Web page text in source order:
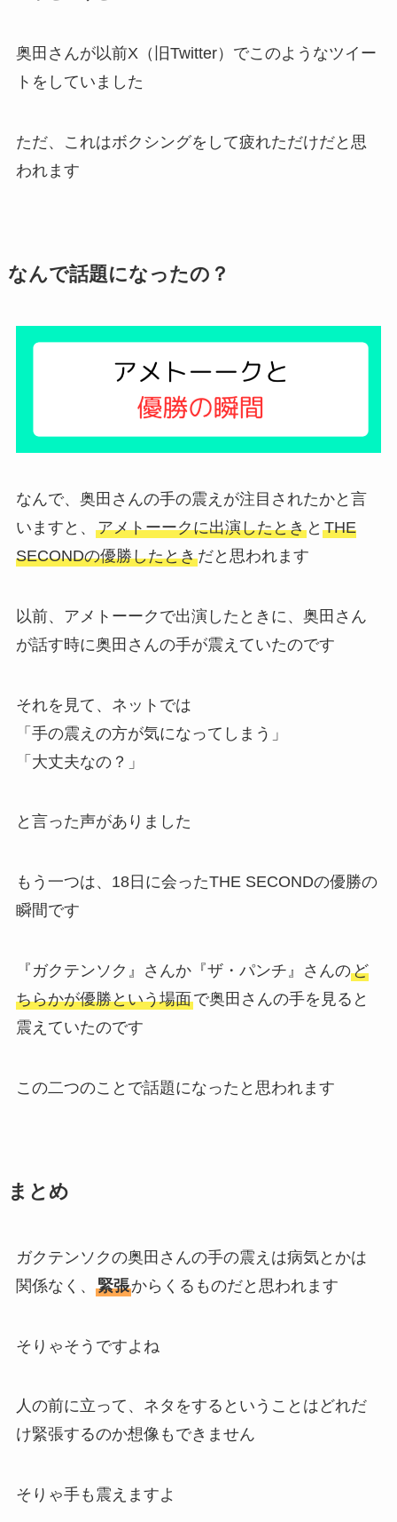
奥田さんが以前X（旧Twitter）でこのようなツイー
トをしていました
ただ、これはボクシングをして疲れただけだと思
われます
なんで話題になったの？
なんで、奥田さんの手の震えが注目されたかと言
いますと、 アメトーークに出演したときと THE
SECONDの優勝したときだと思われます
以前、アメトーークで出演したときに、奥田さん
が話す時に奥田さんの手が震えていたのです
それを見て、ネットでは
「手の震えの方が気になってしまう」
「大丈夫なの？」
と言った声がありました
もう一つは、18日に会ったTHE SECONDの優勝の
瞬間です
『ガクテンソク』さんか『ザ・パンチ』さんのど
ちらかが優勝という場面で奥田さんの手を見ると
震えていたのです
この二つのことで話題になったと思われます
まとめ
ガクテンソクの奥田さんの手の震えは病気とかは
関係なく、 緊張からくるものだと思われます
そりゃそうですよね
人の前に立って、ネタをするということはどれだ
け緊張するのか想像もできません
そりゃ手も震えますよ